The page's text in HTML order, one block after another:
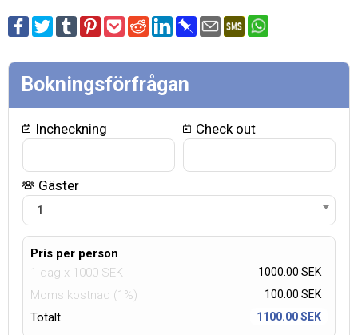
Bokningsförfrågan
Incheckning Check out
Gäster
1
Pris per person
1 dag x 1000 SEK 1000.00 SEK
Moms kostnad (1%) 100.00 SEK
Totalt 1100.00 SEK